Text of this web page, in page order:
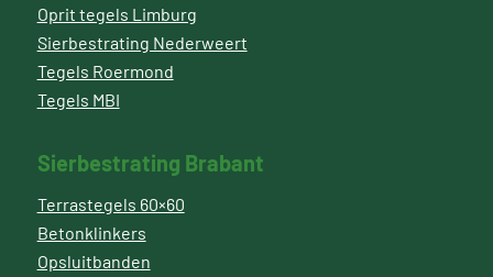
Oprit tegels Limburg
Sierbestrating Nederweert
Tegels Roermond
Tegels MBI
Sierbestrating Brabant
Terrastegels 60×60
Betonklinkers
Opsluitbanden